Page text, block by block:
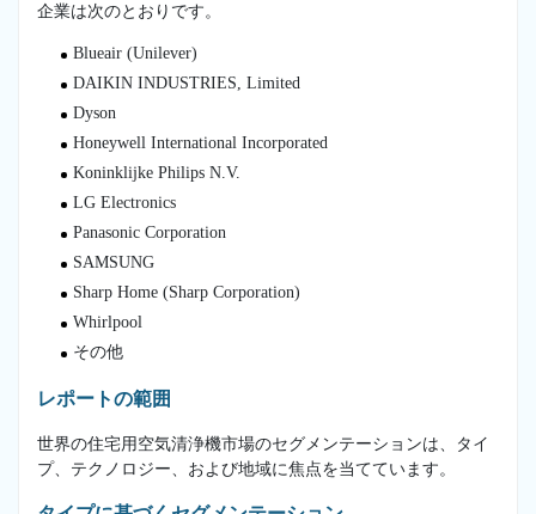
企業は次のとおりです。
Blueair (Unilever)
DAIKIN INDUSTRIES, Limited
Dyson
Honeywell International Incorporated
Koninklijke Philips N.V.
LG Electronics
Panasonic Corporation
SAMSUNG
Sharp Home (Sharp Corporation)
Whirlpool
その他
レポートの範囲
世界の住宅用空気清浄機市場のセグメンテーションは、タイ
プ、テクノロジー、および地域に焦点を当てています。